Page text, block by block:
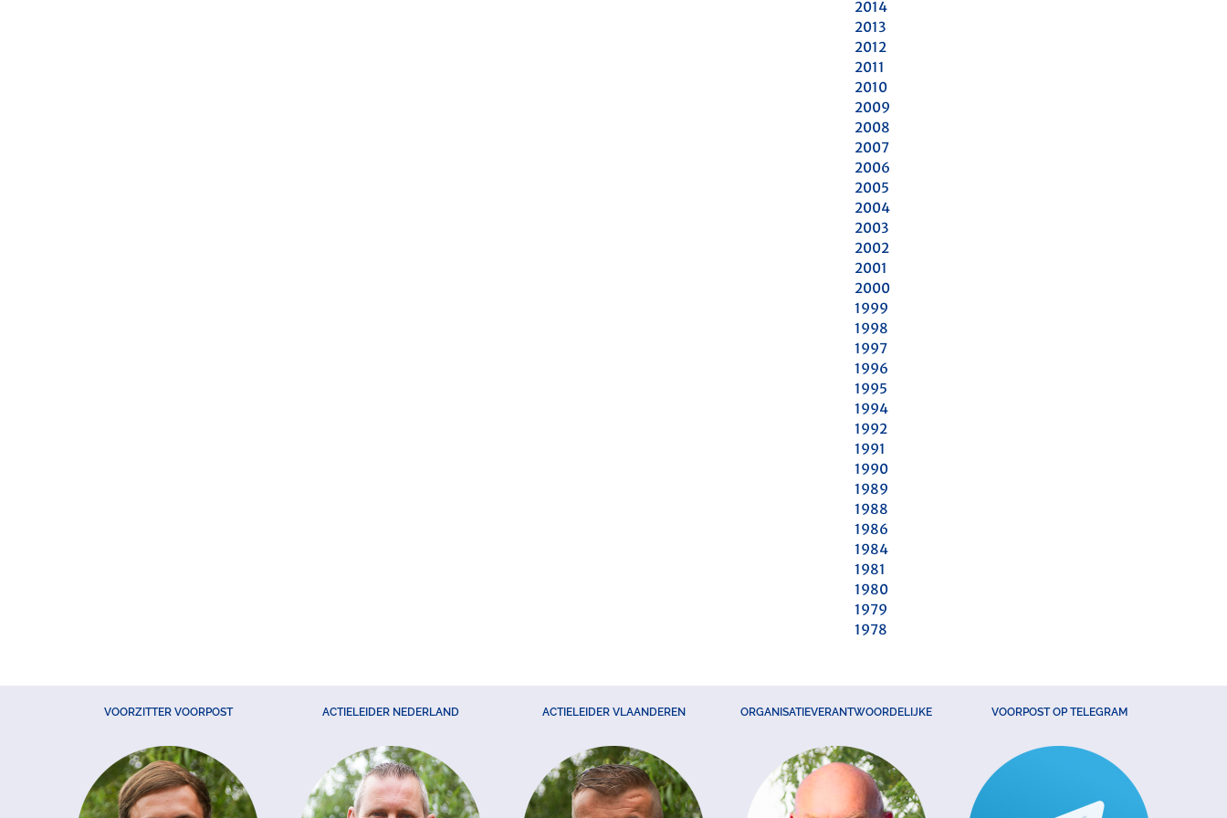
2014
2013
2012
2011
2010
2009
2008
2007
2006
2005
2004
2003
2002
2001
2000
1999
1998
1997
1996
1995
1994
1992
1991
1990
1989
1988
1986
1984
1981
1980
1979
1978
VOORZITTER VOORPOST ACTIELEIDER NEDERLAND ACTIELEIDER VLAANDEREN ORGANISATIEVERANTWOORDELIJKE VOORPOST OP TELEGRAM